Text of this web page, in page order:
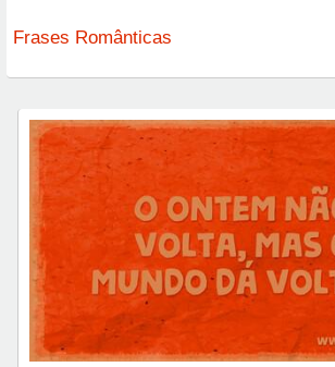
Frases Românticas